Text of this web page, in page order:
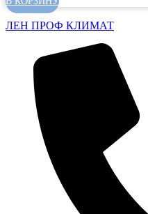
ЛЕН ПРОФ КЛИМАТ